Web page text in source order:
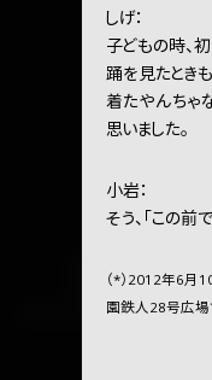
しげ：
子どもの時、
踊を見たとき
着たやんちゃ
思いました。
小岩：
そう、「この
（*）2012年6月
園鉄人28号広場